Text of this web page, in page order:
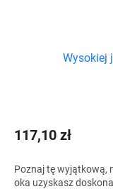
Wysokiej
117,10 zł
Poznaj tę wyjątkową,
oka uzyskasz